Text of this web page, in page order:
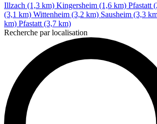
Illzach (1,3 km) Kingersheim (1,6 km) Pfastatt
(3,1 km) Wittenheim (3,2 km) Sausheim (3,3
km) Pfastatt (3,7 km)
Recherche par localisation